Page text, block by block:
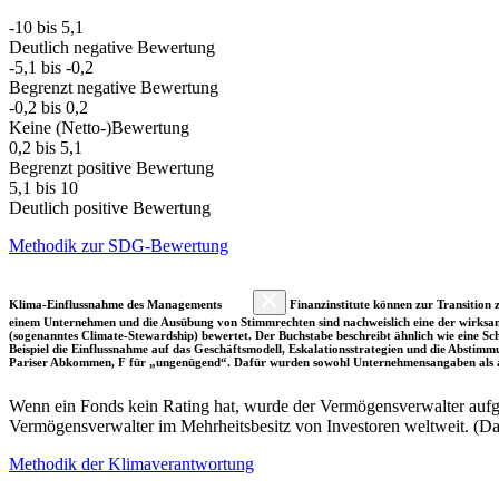
-10 bis 5,1
Deutlich negative Bewertung
-5,1 bis -0,2
Begrenzt negative Bewertung
-0,2 bis 0,2
Keine (Netto-)Bewertung
0,2 bis 5,1
Begrenzt positive Bewertung
5,1 bis 10
Deutlich positive Bewertung
Methodik zur SDG-Bewertung
Klima-Einflussnahme des Managements
Finanzinstitute können zur Transition
einem Unternehmen und die Ausübung von Stimmrechten sind nachweislich eine der
(sogenanntes Climate-Stewardship) bewertet. Der Buchstabe beschreibt ähnlich wie eine
Beispiel die Einflussnahme auf das Geschäftsmodell, Eskalationsstrategien und die
Pariser Abkommen, F für „ungenügend“. Dafür wurden sowohl Unternehmensangaben
Wenn ein Fonds kein Rating hat, wurde der Vermögensverwalter
Vermögensverwalter im Mehrheitsbesitz von Investoren weltweit.
Methodik der Klimaverantwortung